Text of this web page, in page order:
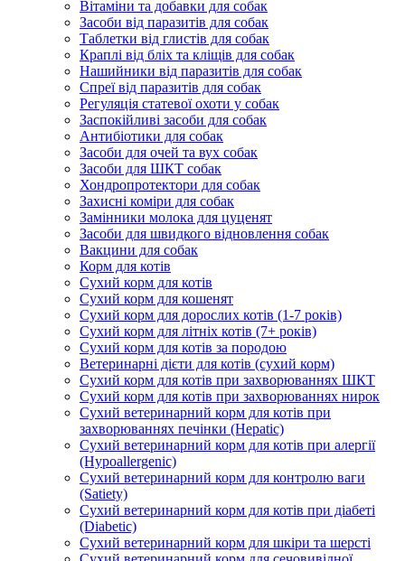
Вітаміни та добавки для собак
Засоби від паразитів для собак
Таблетки від глистів для собак
Краплі від бліх та кліщів для собак
Нашийники від паразитів для собак
Спреї від паразитів для собак
Регуляція статевої охоти у собак
Заспокійливі засоби для собак
Антибіотики для собак
Засоби для очей та вух собак
Засоби для ШКТ собак
Хондропротектори для собак
Захисні коміри для собак
Замінники молока для цуценят
Засоби для швидкого відновлення собак
Вакцини для собак
Корм для котів
Сухий корм для котів
Сухий корм для кошенят
Сухий корм для дорослих котів (1-7 років)
Сухий корм для літніх котів (7+ років)
Сухий корм для котів за породою
Ветеринарні дієти для котів (сухий корм)
Сухий корм для котів при захворюваннях ШКТ
Сухий корм для котів при захворюваннях нирок
Сухий ветеринарний корм для котів при
захворюваннях печінки (Hepatic)
Сухий ветеринарний корм для котів при алергії
(Hypoallergenic)
Сухий ветеринарний корм для контролю ваги
(Satiety)
Сухий ветеринарний корм для котів при діабеті
(Diabetic)
Сухий ветеринарний корм для шкіри та шерсті